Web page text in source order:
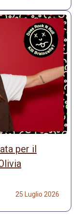
per il
25 Luglio 2026